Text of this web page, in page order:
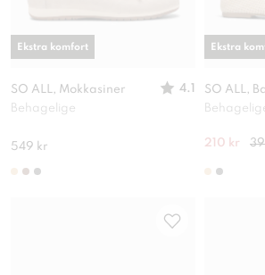
SO ALL, Mokkasiner
4.1
Behagelige
549 kr
Ekstra komfort
SO ALL,
210 kr
Ekstra